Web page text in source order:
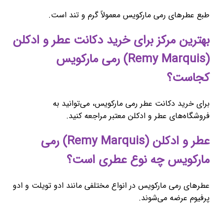
طبع عطرهای رمی مارکویس معمولاً گرم و تند است.
بهترین مرکز برای خرید دکانت عطر و ادکلن
(Remy Marquis) رمی مارکویس
کجاست؟
برای خرید دکانت عطر رمی مارکویس، می‌توانید به
فروشگاه‌های عطر و ادکلن معتبر مراجعه کنید.
عطر و ادکلن (Remy Marquis) رمی
مارکویس چه نوع عطری است؟
عطرهای رمی مارکویس در انواع مختلفی مانند ادو تویلت و ادو
پرفیوم عرضه می‌شوند.